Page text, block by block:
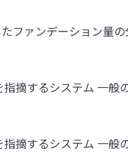
ファンデーション量
摘するシステム 一般
摘するシステム 一般